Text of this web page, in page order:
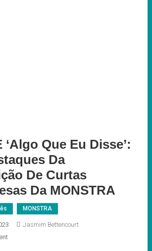
‘Algo Que Eu Disse’:
Da
De Curtas
Da MONSTRA
MONSTRA
Jasmim Bettencourt
On